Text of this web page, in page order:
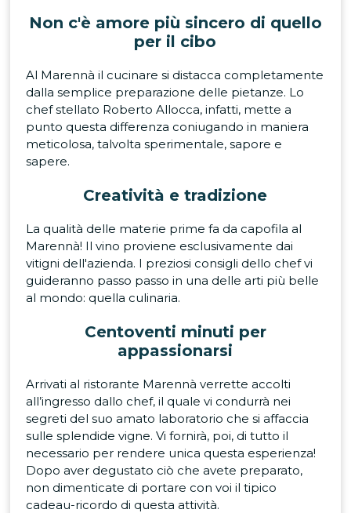
Non c'è amore più sincero di quello
per il cibo
Al Marennà il cucinare si distacca completamente
dalla semplice preparazione delle pietanze. Lo
chef stellato Roberto Allocca, infatti, mette a
punto questa differenza coniugando in maniera
meticolosa, talvolta sperimentale, sapore e
sapere.
Creatività e tradizione
La qualità delle materie prime fa da capofila al
Marennà! Il vino proviene esclusivamente dai
vitigni dell'azienda. I preziosi consigli dello chef vi
guideranno passo passo in una delle arti più belle
al mondo: quella culinaria.
Centoventi minuti per
appassionarsi
Arrivati al ristorante Marennà verrette accolti
all’ingresso dallo chef, il quale vi condurrà nei
segreti del suo amato laboratorio che si affaccia
sulle splendide vigne. Vi fornirà, poi, di tutto il
necessario per rendere unica questa esperienza!
Dopo aver degustato ciò che avete preparato,
non dimenticate di portare con voi il tipico
cadeau-ricordo di questa attività.